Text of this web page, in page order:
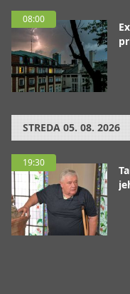
08:00
STREDA 05. 08. 2026
19:30